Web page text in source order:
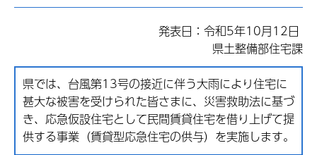
発表日：令和5年10月12日
県土整備部住宅課
県では、台風第13号の接近に伴う大雨により住宅に
甚大な被害を受けられた皆さまに、災害救助法に基づ
き、応急仮設住宅として民間賃貸住宅を借り上げて提
供する事業（賃貸型応急住宅の供与）を実施します。